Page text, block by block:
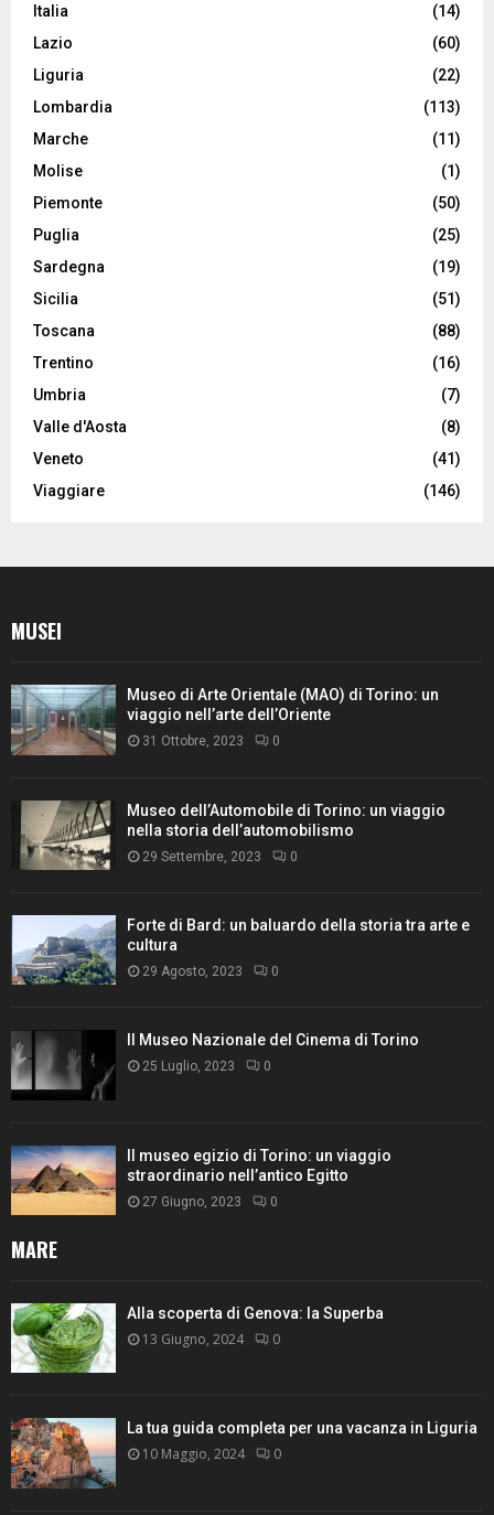
Italia
(14)
Lazio
(60)
Liguria
(22)
Lombardia
(113)
Marche
(11)
Molise
(1)
Piemonte
(50)
Puglia
(25)
Sardegna
(19)
Sicilia
(51)
Toscana
(88)
Trentino
(16)
Umbria
(7)
Valle d'Aosta
(8)
Veneto
(41)
Viaggiare
(146)
MUSEI
Museo di Arte Orientale (MAO) di Torino: un
viaggio nell’arte dell’Oriente
31 Ottobre, 2023 0
Museo dell’Automobile di Torino: un viaggio
nella storia dell’automobilismo
29 Settembre, 2023 0
Forte di Bard: un baluardo della storia tra arte e
cultura
29 Agosto, 2023 0
Il Museo Nazionale del Cinema di Torino
25 Luglio, 2023 0
Il museo egizio di Torino: un viaggio
straordinario nell’antico Egitto
27 Giugno, 2023 0
MARE
Alla scoperta di Genova: la Superba
13 Giugno, 2024 0
La tua guida completa per una vacanza in Liguria
10 Maggio, 2024 0